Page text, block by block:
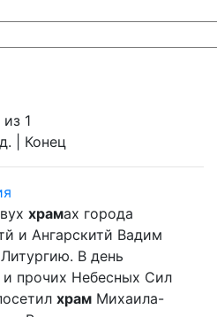
1
| Конец
храмах города
и Ангарскитй Вадим
В день
прочих Небесных Сил
храм Михаила-